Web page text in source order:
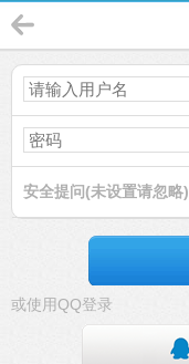
安全提问(未设置请忽略)
或使用QQ登录